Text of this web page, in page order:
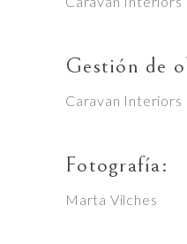
Gestión de
Caravan Interiors
Fotografía:
Marta Vilches